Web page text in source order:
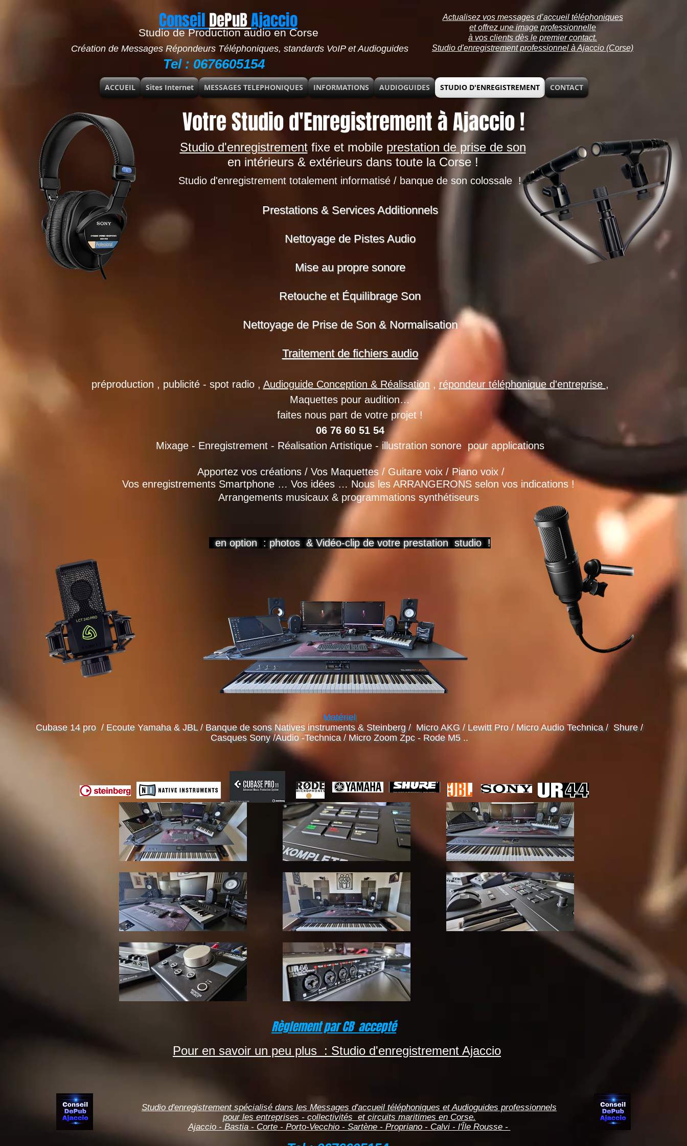
​Conseil DePuBAjaccio
Studio de Production audio en Corse
Création de Messages Répondeurs Téléphoniques, standards VoIP et Audioguides
Actualisez vos messages d’accueil téléphoniques
et offrez une image professionnelle
à vos clients dès le premier contact.
Studio d'enregistrement professionnel à Ajaccio (Corse)
Tel : 0676605154
ACCUEIL Sites Internet MESSAGES TELEPHONIQUES INFORMATIONS AUDIOGUIDES STUDIO D'ENREGISTREMENT CONTACT
Votre Studio d'Enregistrement à Ajaccio !
Studio d'enregistrement totalement informatisé / banque de son colossale !
Prestations & Services Additionnels
Nettoyage de Pistes Audio
Mise au propre sonore
Retouche et Équilibrage Son
Nettoyage de Prise de Son & Normalisation
Traitement de fichiers audio
préproduction , publicité - spot radio , Audioguide Conception & Réalisation , répondeur téléphonique d'entreprise ,
Maquettes pour audition…
faites nous part de votre projet !
06 76 60 51 54
Mixage - Enregistrement - Réalisation Artistique - illustration sonore pour applications
Apportez vos créations / Vos Maquettes / Guitare voix / Piano voix /
Vos enregistrements Smartphone … Vos idées … Nous les ARRANGERONS selon vos indications !
Arrangements musicaux & programmations synthétiseurs
en option : photos & Vidéo-clip de votre prestation studio !
Studio d'enregistrementfixe et mobile prestation de prise de son
en intérieurs & extérieurs dans toute la Corse !
Matériel
Cubase 14 pro / Ecoute Yamaha & JBL / Banque de sons Natives instruments & Steinberg / Micro AKG / Lewitt Pro / Micro Audio Technica / Shure /
Casques Sony /Audio -Technica / Micro Zoom Zpc - Rode M5 ..
Règlement par CB accepté
Pour en savoir un peu plus : Studio d'enregistrement Ajaccio
Studio d'enregistrement spécialisé dans les Messages d'accueil téléphoniques et Audioguides professionnels
pour les entreprises - collectivités et circuits maritimes en Corse.
Ajaccio - Bastia - Corte - Porto-Vecchio - Sartène - Propriano - Calvi - l'Île Rousse -